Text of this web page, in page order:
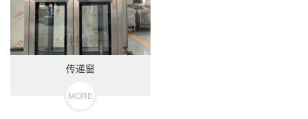
传递窗
MORE